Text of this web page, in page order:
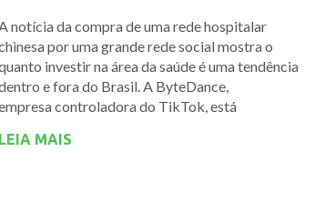
notícia da compra de uma rede hospitalar
por uma grande rede social mostra o
investir na área da saúde é uma tendência
e fora do Brasil. A ByteDance,
controladora do TikTok, está
LEIA MAIS